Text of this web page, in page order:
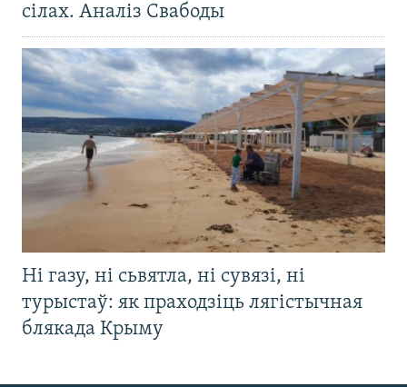
сілах. Аналіз Свабоды
Ні газу, ні сьвятла, ні сувязі, ні
турыстаў: як праходзіць лягістычная
блякада Крыму